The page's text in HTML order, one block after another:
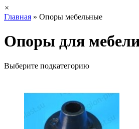
×
Главная » Опоры мебельные
Опоры для
Выберите подкатегорию